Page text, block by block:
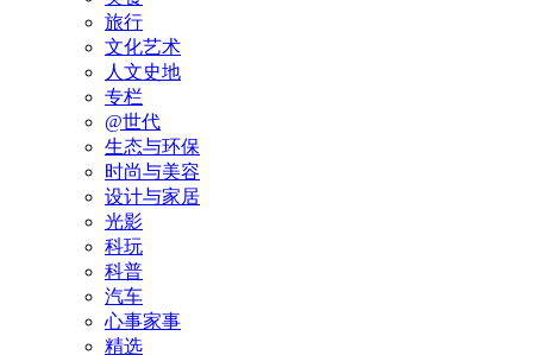
旅行
文化艺术
人文史地
专栏
@世代
生态与环保
时尚与美容
设计与家居
光影
科玩
科普
汽车
心事家事
精选